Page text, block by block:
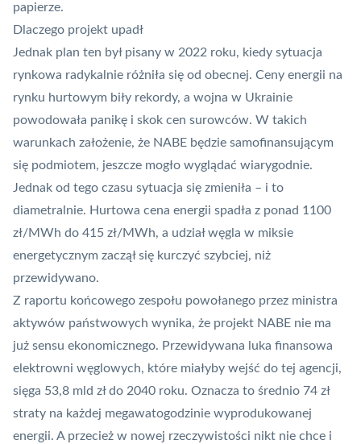
papierze.
Dlaczego projekt upadł
Jednak plan ten był pisany w 2022 roku, kiedy sytuacja
rynkowa radykalnie różniła się od obecnej. Ceny energii na
rynku hurtowym biły rekordy, a wojna w Ukrainie
powodowała panikę i skok cen surowców. W takich
warunkach założenie, że NABE będzie samofinansującym
się podmiotem, jeszcze mogło wyglądać wiarygodnie.
Jednak od tego czasu sytuacja się zmieniła – i to
diametralnie. Hurtowa cena energii spadła z ponad 1100
zł/MWh do 415 zł/MWh, a udział węgla w miksie
energetycznym zaczął się kurczyć szybciej, niż
przewidywano.
Z raportu końcowego zespołu powołanego przez ministra
aktywów państwowych wynika, że projekt NABE nie ma
już sensu ekonomicznego. Przewidywana luka finansowa
elektrowni węglowych, które miałyby wejść do tej agencji,
sięga 53,8 mld zł do 2040 roku. Oznacza to średnio 74 zł
straty na każdej megawatogodzinie wyprodukowanej
energii. A przecież w nowej rzeczywistości nikt nie chce i